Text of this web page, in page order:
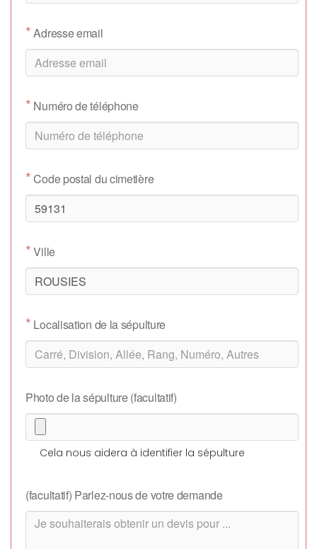
*Adresse email
* Numéro de téléphone
*Code postal du cimetière
*Ville
* Localisation de la sépulture
Photo de la sépulture (facultatif)
Cela nous aidera à identifier la sépulture
(facultatif) Parlez-nous de votre demande